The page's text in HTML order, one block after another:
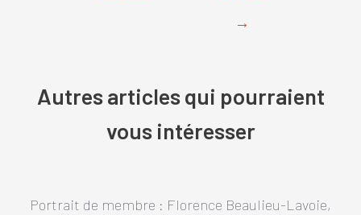
→
Autres articles qui pourraient
vous intéresser
Portrait de membre : Florence Beaulieu-Lavoie,